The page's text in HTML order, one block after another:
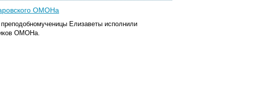
ОМОНа
Елизаветы исполнили
ОМОНа.